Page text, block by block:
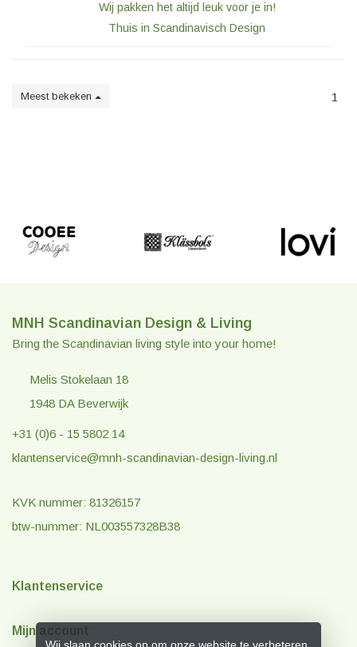
Wij pakken het altijd leuk voor je in!
Thuis in Scandinavisch Design
Meest bekeken 1
MNH Scandinavian Design & Living
Bring the Scandinavian living style into your home!
Melis Stokelaan 18
1948 DA Beverwijk
+31 (0)6 - 15 5802 14
klantenservice@mnh-scandinavian-design-living.nl
KVK nummer: 81326157
btw-nummer: NL003557328B38
Klantenservice
Mijn account